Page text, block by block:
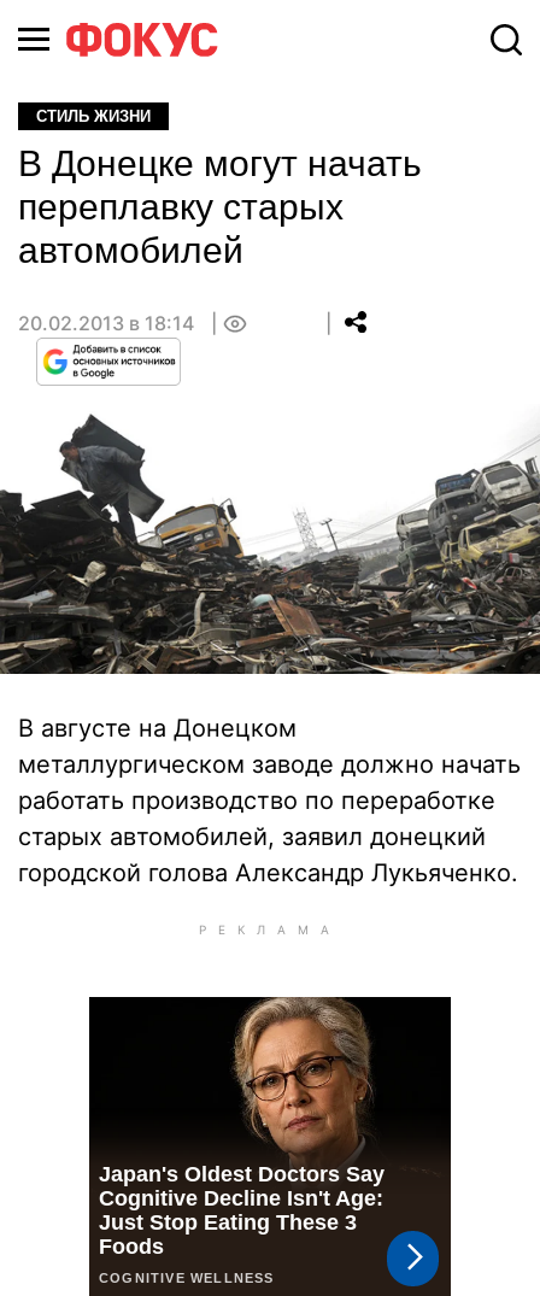
СТИЛЬ ЖИЗНИ
В Донецке могут начать
переплавку старых
автомобилей
20.02.2013 в 18:14
В августе на Донецком
металлургическом заводе должно начать
работать производство по переработке
старых автомобилей, заявил донецкий
городской голова Александр Лукьяченко.